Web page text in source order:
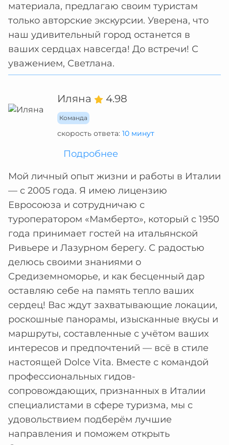
материала, предлагаю своим туристам
только авторские экскурсии. Уверена, что
наш удивительный город останется в
ваших сердцах навсегда! До встречи! С
уважением, Светлана.
Иляна 4.98
Команда
скорость ответа: 10 минут
Подробнее
Мой личный опыт жизни и работы в Италии
— с 2005 года. Я имею лицензию
Евросоюза и сотрудничаю с
туроператором «Мамберто», который с 1950
года принимает гостей на итальянской
Ривьере и Лазурном берегу. С радостью
делюсь своими знаниями о
Средиземноморье, и как бесценный дар
оставляю себе на память тепло ваших
сердец! Вас ждут захватывающие локации,
роскошные панорамы, изысканные вкусы и
маршруты, составленные с учётом ваших
интересов и предпочтений — всё в стиле
настоящей Dolce Vita. Вместе с командой
профессиональных гидов-
сопровождающих, признанных в Италии
специалистами в сфере туризма, мы с
удовольствием подберём лучшие
направления и поможем открыть